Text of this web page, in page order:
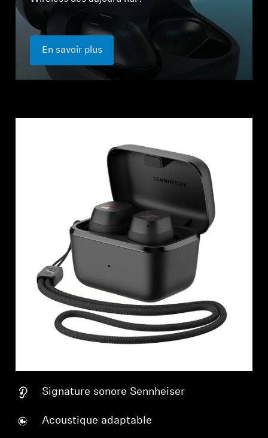
Barres de son et Subs AMBEO
Découvrez AMBEO
Pièces et accessoires AMBEO
Explorer
Professionnel
En savoir plus
Signature sonore Sennheiser
Acoustique adaptable